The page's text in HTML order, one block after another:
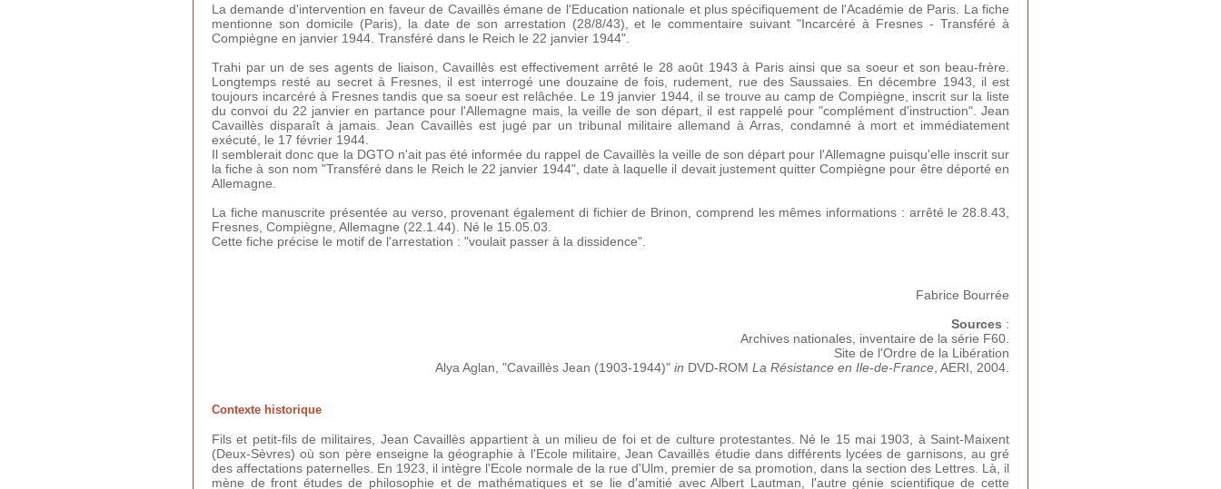
La demande d'intervention en faveur de Cavaillès émane de l'Education nationale et plus spécifiquement de l'Académie de Paris. La fiche
mentionne son domicile (Paris), la date de son arrestation (28/8/43), et le commentaire suivant "Incarcéré à Fresnes - Transféré à
Compiègne en janvier 1944. Transféré dans le Reich le 22 janvier 1944".
Trahi par un de ses agents de liaison, Cavaillès est effectivement arrêté le 28 août 1943 à Paris ainsi que sa soeur et son beau-frère.
Longtemps resté au secret à Fresnes, il est interrogé une douzaine de fois, rudement, rue des Saussaies. En décembre 1943, il est
toujours incarcéré à Fresnes tandis que sa soeur est relâchée. Le 19 janvier 1944, il se trouve au camp de Compiègne, inscrit sur la liste
du convoi du 22 janvier en partance pour l'Allemagne mais, la veille de son départ, il est rappelé pour "complément d'instruction". Jean
Cavaillès disparaît à jamais. Jean Cavaillès est jugé par un tribunal militaire allemand à Arras, condamné à mort et immédiatement
exécuté, le 17 février 1944.
Il semblerait donc que la DGTO n'ait pas été informée du rappel de Cavaillès la veille de son départ pour l'Allemagne puisqu'elle inscrit sur
la fiche à son nom "Transféré dans le Reich le 22 janvier 1944", date à laquelle il devait justement quitter Compiègne pour être déporté en
Allemagne.
La fiche manuscrite présentée au verso, provenant également di fichier de Brinon, comprend les mêmes informations : arrêté le 28.8.43,
Fresnes, Compiègne, Allemagne (22.1.44). Né le 15.05.03.
Cette fiche précise le motif de l'arrestation : "voulait passer à la dissidence".
Fabrice Bourrée
Sources :
Archives nationales, inventaire de la série F60.
Site de l'Ordre de la Libération
Alya Aglan, "Cavaillès Jean (1903-1944)" in DVD-ROM La Résistance en Ile-de-France , AERI, 2004.
Contexte historique
Fils et petit-fils de militaires, Jean Cavaillès appartient à un milieu de foi et de culture protestantes. Né le 15 mai 1903, à Saint-Maixent
(Deux-Sèvres) où son père enseigne la géographie à l'Ecole militaire, Jean Cavaillès étudie dans différents lycées de garnisons, au gré
des affectations paternelles. En 1923, il intègre l'Ecole normale de la rue d'Ulm, premier de sa promotion, dans la section des Lettres. Là, il
mène de front études de philosophie et de mathématiques et se lie d'amitié avec Albert Lautman, l'autre génie scientifique de cette